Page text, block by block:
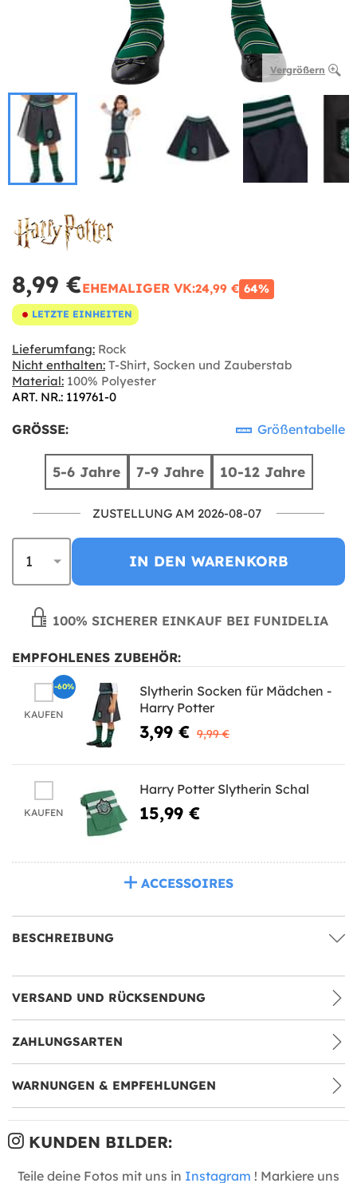
Vergrößern
8,99 €EHEMALIGER VK:24,99 € 64%
LETZTE EINHEITEN
Lieferumfang: Rock
Nicht enthalten: T-Shirt, Socken und Zauberstab
Material: 100% Polyester
ART. NR.: 119761-0
GRÖSSE: Größentabelle
5-6 Jahre 7-9 Jahre 10-12 Jahre
ZUSTELLUNG AM 2026-08-07
IN DEN WARENKORB
100% SICHERER EINKAUF BEI FUNIDELIA
EMPFOHLENES ZUBEHÖR:
KAUFEN
Slytherin Socken für Mädchen -
Harry Potter
3,99 € 9,99 €
-60%
KAUFEN
Harry Potter Slytherin Schal
15,99 €
ACCESSOIRES
BESCHREIBUNG
VERSAND UND RÜCKSENDUNG
ZAHLUNGSARTEN
WARNUNGEN & EMPFEHLUNGEN
KUNDEN BILDER:
Teile deine Fotos mit uns in Instagram ! Markiere uns